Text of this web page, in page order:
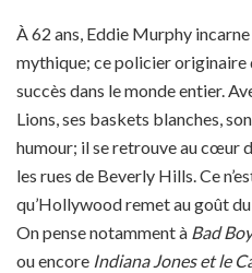
À 62 ans, Eddie Murphy
mythique; ce policier
succès dans le monde entier.
Lions, ses baskets blanches,
humour; il se retrouve au cœur
les rues de Beverly Hills. Ce
qu’Hollywood remet au goût
On pense notamment à Bad
ou encore Indiana Jones et le